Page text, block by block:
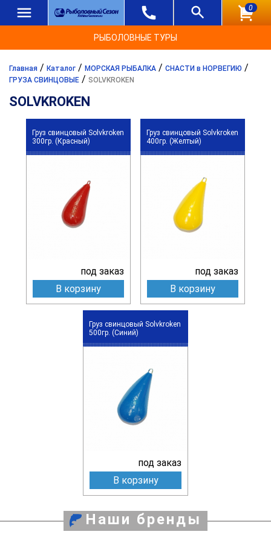
0
РЫБОЛОВНЫЕ ТУРЫ
Главная / Каталог / МОРСКАЯ РЫБАЛКА / СНАСТИ в НОРВЕГИЮ /
ГРУЗА СВИНЦОВЫЕ / SOLVKROKEN
SOLVKROKEN
Груз свинцовый Solvkroken
300гр. (Красный)
под заказ
В корзину
Груз свинцовый Solvkroken
400гр. (Желтый)
под заказ
В корзину
Груз свинцовый Solvkroken
500гр. (Синий)
под заказ
В корзину
Наши бренды